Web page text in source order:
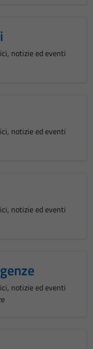
notizie ed eventi
notizie ed eventi
notizie ed eventi
notizie ed eventi
Tecnici
Questi cookie